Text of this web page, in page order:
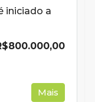
iniciado a
Mais